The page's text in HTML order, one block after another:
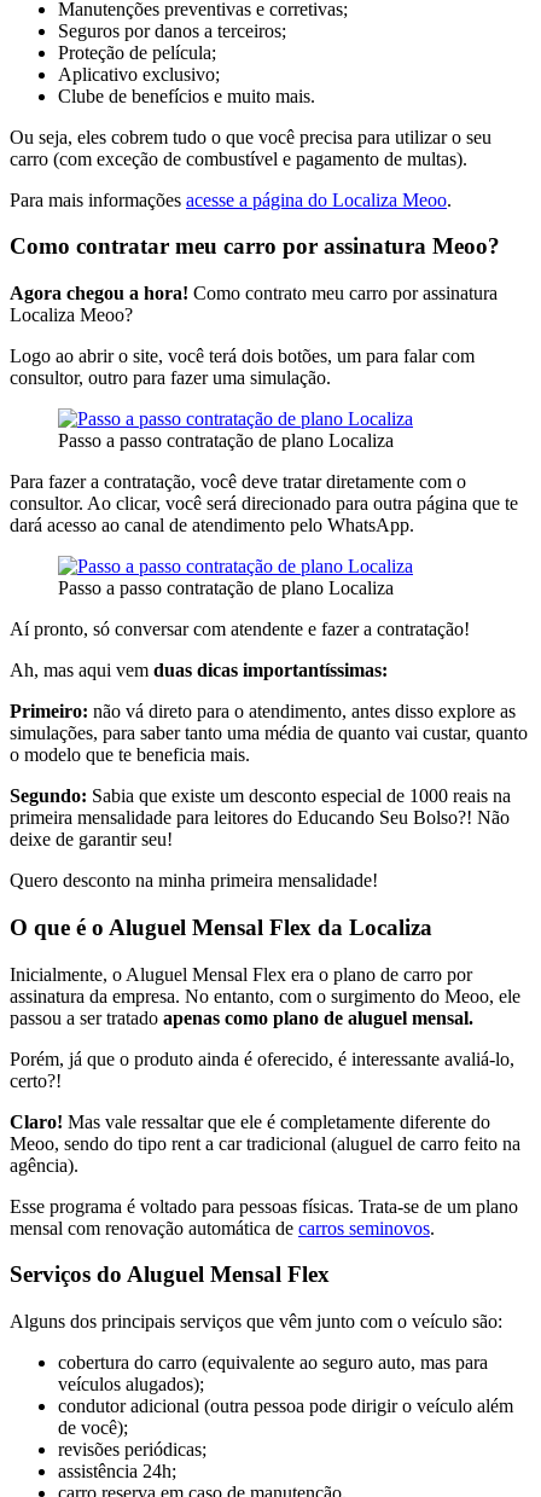
Manutenções preventivas e corretivas;
Seguros por danos a terceiros;
Proteção de película;
Aplicativo exclusivo;
Clube de benefícios e muito mais.
Ou seja, eles cobrem tudo o que você precisa para utilizar o seu
carro (com exceção de combustível e pagamento de multas).
Para mais informações acesse a página do Localiza Meoo.
Como contratar meu carro por assinatura Meoo?
Agora chegou a hora! Como contrato meu carro por assinatura
Localiza Meoo?
Logo ao abrir o site, você terá dois botões, um para falar com
consultor, outro para fazer uma simulação.
Passo a passo contratação de plano Localiza
Para fazer a contratação, você deve tratar diretamente com o
consultor. Ao clicar, você será direcionado para outra página que te
dará acesso ao canal de atendimento pelo WhatsApp.
Passo a passo contratação de plano Localiza
Aí pronto, só conversar com atendente e fazer a contratação!
Ah, mas aqui vem duas dicas importantíssimas:
Primeiro: não vá direto para o atendimento, antes disso explore as
simulações, para saber tanto uma média de quanto vai custar, quanto
o modelo que te beneficia mais.
Segundo: Sabia que existe um desconto especial de 1000 reais na
primeira mensalidade para leitores do Educando Seu Bolso?! Não
deixe de garantir seu!
Quero desconto na minha primeira mensalidade!
O que é o Aluguel Mensal Flex da Localiza
Inicialmente, o Aluguel Mensal Flex era o plano de carro por
assinatura da empresa. No entanto, com o surgimento do Meoo, ele
passou a ser tratado apenas como plano de aluguel mensal.
Porém, já que o produto ainda é oferecido, é interessante avaliá-lo,
certo?!
Claro! Mas vale ressaltar que ele é completamente diferente do
Meoo, sendo do tipo rent a car tradicional (aluguel de carro feito na
agência).
Esse programa é voltado para pessoas físicas. Trata-se de um plano
mensal com renovação automática de carros seminovos.
Serviços do Aluguel Mensal Flex
Alguns dos principais serviços que vêm junto com o veículo são:
cobertura do carro (equivalente ao seguro auto, mas para
veículos alugados);
condutor adicional (outra pessoa pode dirigir o veículo além
de você);
revisões periódicas;
assistência 24h;
carro reserva em caso de manutenção.